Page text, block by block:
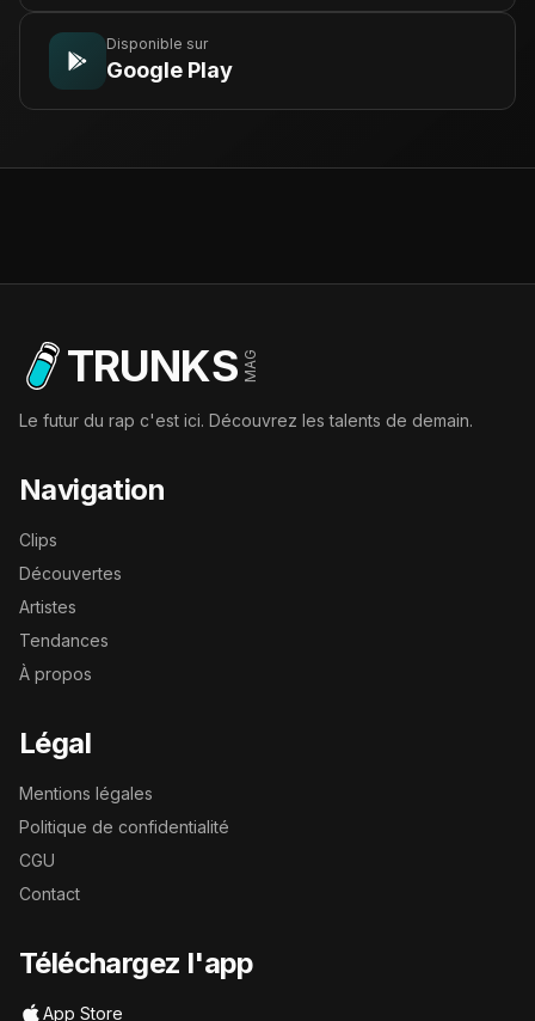
Disponible sur
Google Play
TRUNKS MAG
Le futur du rap c'est ici. Découvrez les talents de demain.
Navigation
Clips
Découvertes
Artistes
Tendances
À propos
Légal
Mentions légales
Politique de confidentialité
CGU
Contact
Téléchargez l'app
App Store